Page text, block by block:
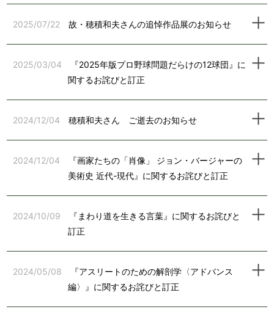
2025/07/22 故・穂積和夫さんの追悼作品展のお知らせ
2025/03/04
『2025年版プロ野球問題だらけの12球団』に
関するお詫びと訂正
2024/12/04 穂積和夫さん ご逝去のお知らせ
2024/12/04
『画家たちの「肖像」 ジョン・バージャーの
美術史 近代-現代』に関するお詫びと訂正
2024/10/09
『まわり道を生きる言葉』に関するお詫びと
訂正
2024/05/08
『アスリートのための解剖学〈アドバンス
編〉』に関するお詫びと訂正